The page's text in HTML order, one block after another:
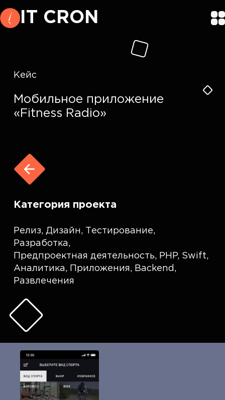
IT CRON
Кейс
Мобильное приложение
«Fitness Radio»
Категория проекта
Релиз, Дизайн, Тестирование,
Разработка,
Предпроектная деятельность, PHP, Swift,
Аналитика, Приложения, Backend ,
Развлечения